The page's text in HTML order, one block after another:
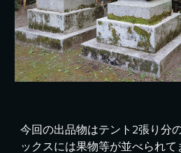
今回の出品物はテント2張り分
ックスには果物等が並べられて